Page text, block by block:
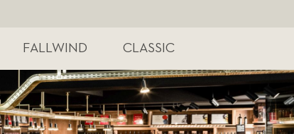
FALLWIND CLASSIC